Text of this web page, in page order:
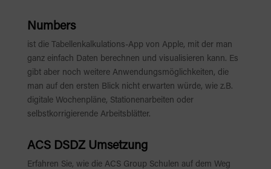
Numbers
ist die Tabellenkalkulations-App von Apple, mit der man
ganz einfach Daten berechnen und visualisieren kann. Es
gibt aber noch weitere Anwendungsmöglichkeiten, die
man auf den ersten Blick nicht erwarten würde, wie z.B.
digitale Wochenpläne, Stationenarbeiten oder
selbstkorrigierende Arbeitsblätter.
ACS DSDZ Umsetzung
Erfahren Sie, wie die ACS Group Schulen auf dem Weg